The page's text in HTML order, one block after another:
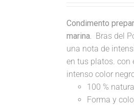
Condimento
marina. Bras del
una nota de
en tus platos. con
intenso color
100 %
Forma y